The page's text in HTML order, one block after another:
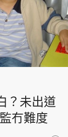
？未出道
冇難度